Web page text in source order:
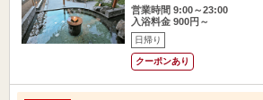
営業時間 9:00～23:00
入浴料金 900円～
日帰り
クーポンあり